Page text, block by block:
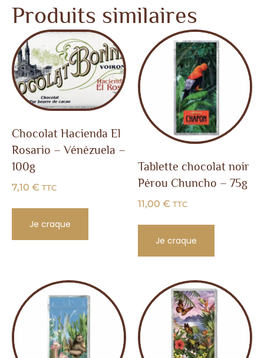
Produits similaires
Chocolat Hacienda El
Rosario – Vénézuela –
100g
7,10 € TTC
Je craque
Tablette chocolat noir
Pérou Chuncho – 75g
11,00 € TTC
Je craque